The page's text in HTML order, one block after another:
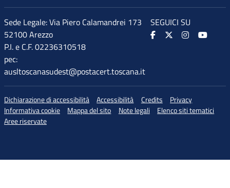
Sede Legale: Via Piero Calamandrei 173
52100 Arezzo
P.I. e C.F. 02236310518
pec:
ausltoscanasudest@postacert.toscana.it
SEGUICI SU
Dichiarazione di accessibilità Accessibilità Credits
Privacy
Informativa cookie
Mappa del sito Note legali
Elenco siti tematici
Aree riservate